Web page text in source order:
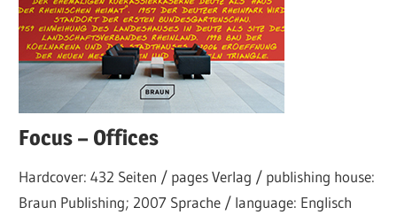
Focus – Offices
Hardcover: 432 Seiten / pages Verlag / publishing house:
Braun Publishing; 2007 Sprache / language: Englisch